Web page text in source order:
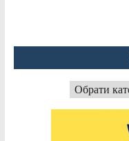
Категорії